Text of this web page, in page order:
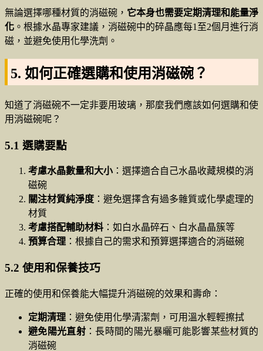
無論選擇哪種材質的消磁碗， 它本身也需要定期清理和能量淨
化 。根據水晶專家建議，消磁碗中的碎晶應每1至2個月進行消
磁，並避免使用化學洗劑。
5. 如何正確選購和使用消磁碗？
知道了消磁碗不一定非要用玻璃，那麼我們應該如何選購和使
用消磁碗呢？
5.1 選購要點
考慮水晶數量和大小：選擇適合自己水晶收藏規模的消
磁碗
關注材質純淨度 ：避免選擇含有過多雜質或化學處理的
材質
考慮搭配輔助材料 ：如白水晶碎石、白水晶晶簇等
預算合理 ：根據自己的需求和預算選擇適合的消磁碗
5.2 使用和保養技巧
正確的使用和保養能大幅提升消磁碗的效果和壽命：
定期清理 ：避免使用化學清潔劑，可用溫水輕輕擦拭
避免陽光直射 ：長時間的陽光暴曬可能影響某些材質的
消磁碗